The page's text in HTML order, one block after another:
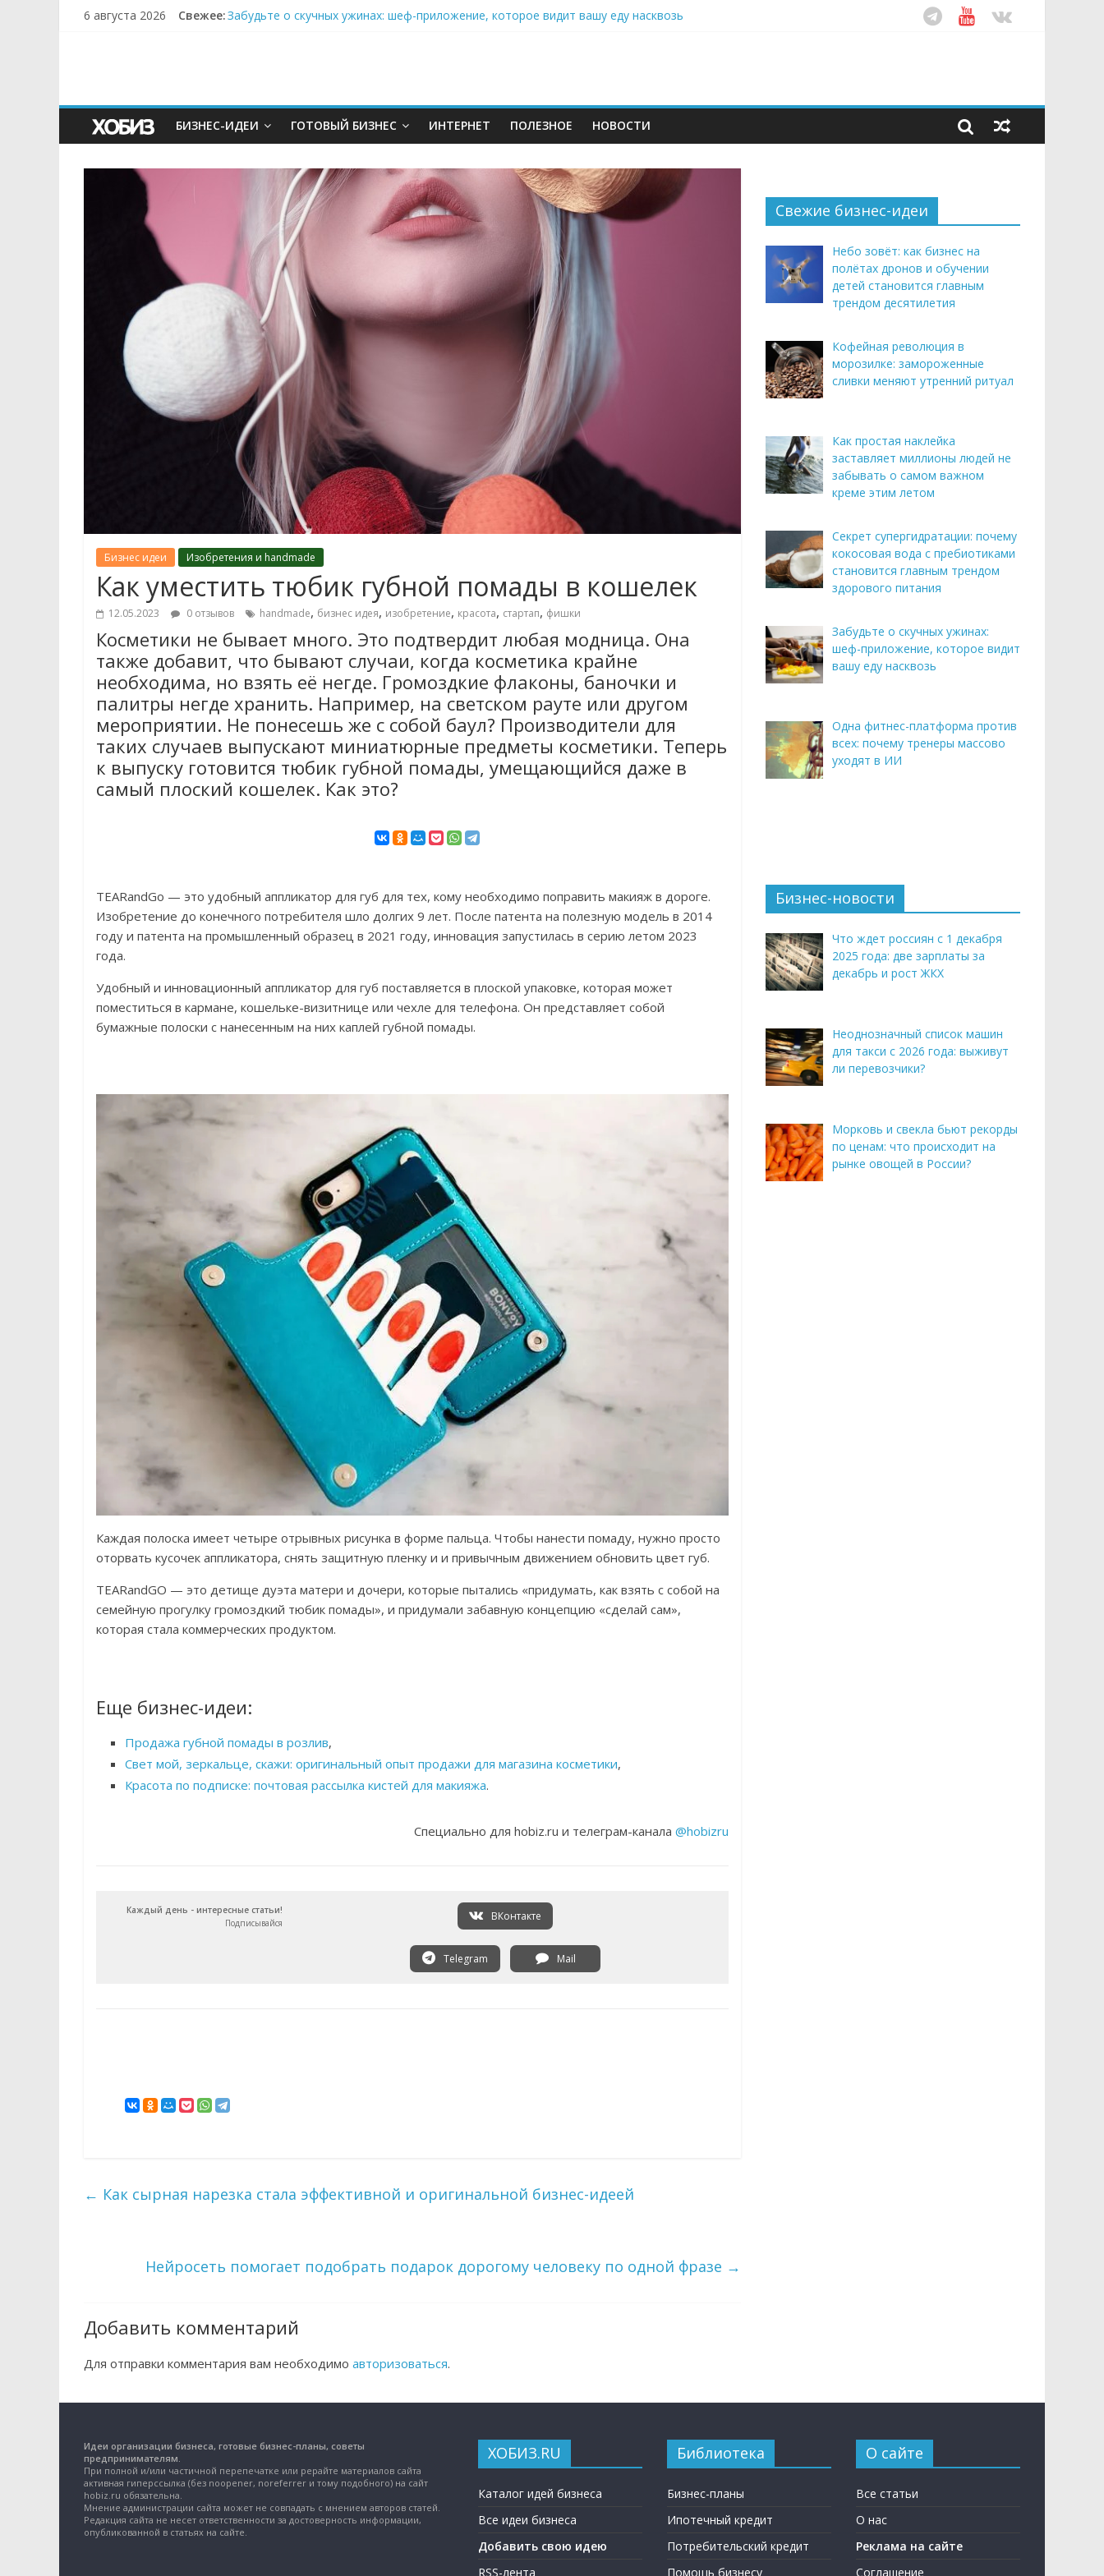
6 августа 2026 Свежее:Забудьте о скучных ужинах: шеф-приложение, которое видит вашу еду насквозь
БИЗНЕС-ИДЕИ ГОТОВЫЙ БИЗНЕС ИНТЕРНЕТ ПОЛЕЗНОЕ НОВОСТИ
Бизнес идеи Изобретения и handmade
Как уместить тюбик губной помады в кошелек
12.05.2023 0 отзывов handmade, бизнес идея, изобретение, красота, стартап, фишки
Косметики не бывает много. Это подтвердит любая модница. Она
также добавит, что бывают случаи, когда косметика крайне
необходима, но взять её негде. Громоздкие флаконы, баночки и
палитры негде хранить. Например, на светском рауте или другом
мероприятии. Не понесешь же с собой баул? Производители для
таких случаев выпускают миниатюрные предметы косметики. Теперь
к выпуску готовится тюбик губной помады, умещающийся даже в
самый плоский кошелек. Как это?
TEARandGo — это удобный аппликатор для губ для тех, кому необходимо поправить макияж в дороге.
Изобретение до конечного потребителя шло долгих 9 лет. После патента на полезную модель в 2014
году и патента на промышленный образец в 2021 году, инновация запустилась в серию летом 2023
года.
Удобный и инновационный аппликатор для губ поставляется в плоской упаковке, которая может
поместиться в кармане, кошельке-визитнице или чехле для телефона. Он представляет собой
бумажные полоски с нанесенным на них каплей губной помады.
Каждая полоска имеет четыре отрывных рисунка в форме пальца. Чтобы нанести помаду, нужно просто
оторвать кусочек аппликатора, снять защитную пленку и и привычным движением обновить цвет губ.
TEARandGO — это детище дуэта матери и дочери, которые пытались «придумать, как взять с собой на
семейную прогулку громоздкий тюбик помады», и придумали забавную концепцию «сделай сам»,
которая стала коммерческих продуктом.
Еще бизнес-идеи:
Продажа губной помады в розлив,
Свет мой, зеркальце, скажи: оригинальный опыт продажи для магазина косметики,
Красота по подписке: почтовая рассылка кистей для макияжа.
Специально для hobiz.ru и телеграм-канала @hobizru
Каждый день - интересные статьи!
Подписывайся
ВКонтакте
Telegram Mail
← Как сырная нарезка стала эффективной и оригинальной бизнес-идеей
Нейросеть помогает подобрать подарок дорогому человеку по одной фразе →
Добавить комментарий
Для отправки комментария вам необходимо авторизоваться.
Свежие бизнес-идеи
Небо зовёт: как бизнес на
полётах дронов и обучении
детей становится главным
трендом десятилетия
Кофейная революция в
морозилке: замороженные
сливки меняют утренний ритуал
Как простая наклейка
заставляет миллионы людей не
забывать о самом важном
креме этим летом
Секрет супергидратации: почему
кокосовая вода с пребиотиками
становится главным трендом
здорового питания
Забудьте о скучных ужинах:
шеф-приложение, которое видит
вашу еду насквозь
Одна фитнес-платформа против
всех: почему тренеры массово
уходят в ИИ
Бизнес-новости
Что ждет россиян с 1 декабря
2025 года: две зарплаты за
декабрь и рост ЖКХ
Неоднозначный список машин
для такси с 2026 года: выживут
ли перевозчики?
Морковь и свекла бьют рекорды
по ценам: что происходит на
рынке овощей в России?
Идеи организации бизнеса, готовые бизнес-планы, советы
предпринимателям.
При полной и/или частичной перепечатке или рерайте материалов сайта
активная гиперссылка (без noopener, noreferrer и тому подобного) на сайт
hobiz.ru обязательна.
Мнение администрации сайта может не совпадать с мнением авторов статей.
Редакция сайта не несет ответственности за достоверность информации,
опубликованной в статьях на сайте.
ХОБИЗ.RU
Каталог идей бизнеса
Все идеи бизнеса
Добавить свою идею
RSS-лента
Библиотека
Бизнес-планы
Ипотечный кредит
Потребительский кредит
Помощь бизнесу
О сайте
Все статьи
О нас
Реклама на сайте
Соглашение